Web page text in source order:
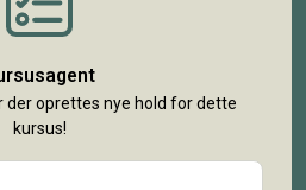
der oprettes nye hold for dette
kursus!